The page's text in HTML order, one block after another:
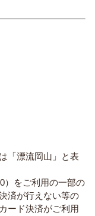
「漂流岡山」と表
）をご利用の一部の
済が行えない等の
ード決済がご利用